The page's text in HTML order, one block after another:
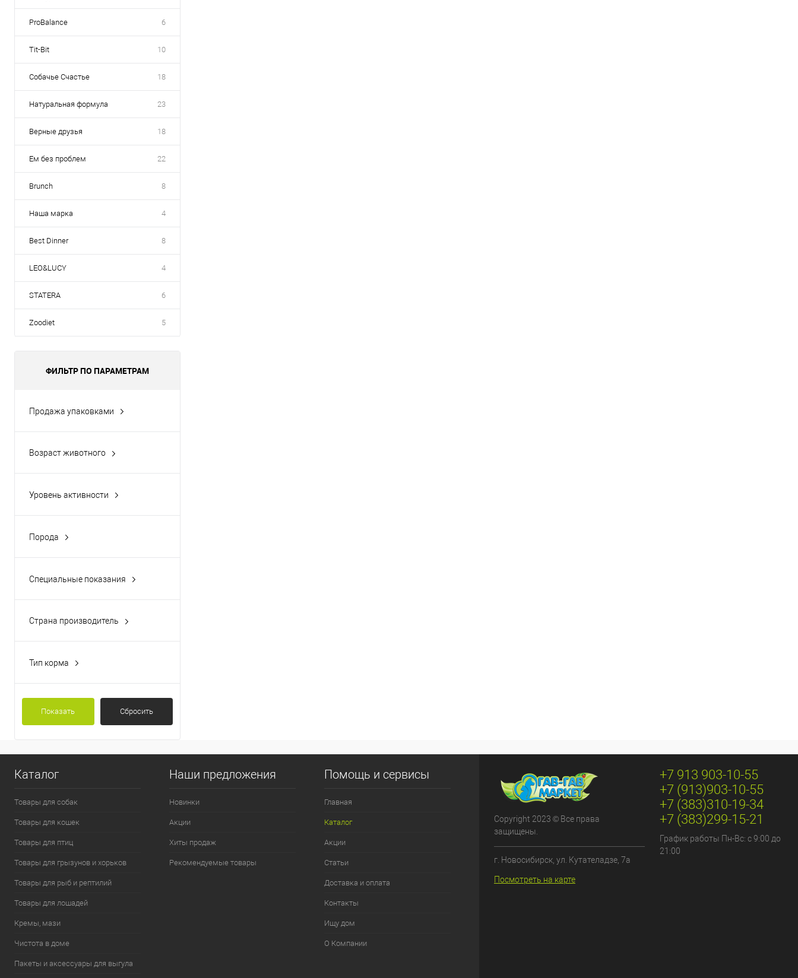
ProBalance 6
Tit-Bit 10
Собачье Счастье 18
Натуральная формула 23
Верные друзья 18
Ем без проблем 22
Brunch 8
Наша марка 4
Best Dinner 8
LEO&LUCY 4
STATERA 6
Zoodiet 5
ФИЛЬТР ПО ПАРАМЕТРАМ
Продажа упаковками
Возраст животного
Уровень активности
Порода
Специальные показания
Страна производитель
Тип корма
Показать Сбросить
Каталог
Товары для собак
Товары для кошек
Товары для птиц
Товары для грызунов и хорьков
Товары для рыб и рептилий
Товары для лошадей
Кремы, мази
Чистота в доме
Пакеты и аксессуары для выгула
Наши предложения
Новинки
Акции
Хиты продаж
Рекомендуемые товары
Помощь и сервисы
Главная
Каталог
Акции
Статьи
Доставка и оплата
Контакты
Ищу дом
О Компании
Copyright 2023 © Все права
защищены.
г. Новосибирск, ул. Кутателадзе, 7а
Посмотреть на карте
+7 913 903-10-55
+7 (913)903-10-55
+7 (383)310-19-34
+7 (383)299-15-21
График работы Пн-Вс: с 9:00 до
21:00